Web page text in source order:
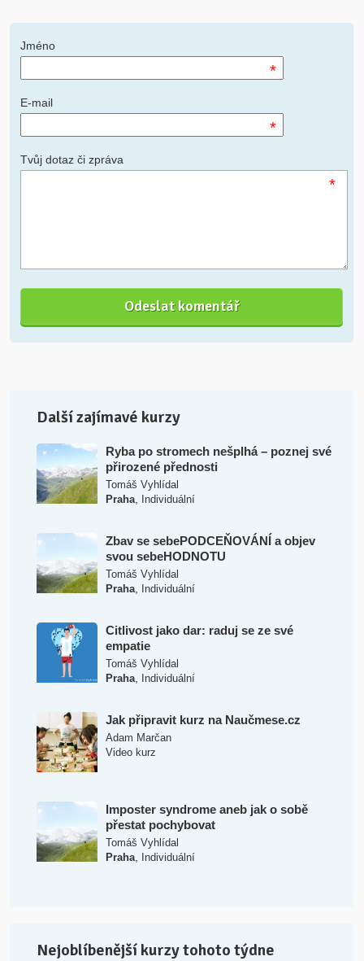
Jméno
*
E-mail
*
Tvůj dotaz či zpráva
*
Další zajímavé kurzy
Ryba po stromech nešplhá – poznej své
přirozené přednosti
Tomáš Vyhlídal
Praha, Individuální
Zbav se sebePODCEŇOVÁNÍ a objev
svou sebeHODNOTU
Tomáš Vyhlídal
Praha, Individuální
Citlivost jako dar: raduj se ze své
empatie
Tomáš Vyhlídal
Praha, Individuální
Jak připravit kurz na Naučmese.cz
Adam Marčan
Video kurz
Imposter syndrome aneb jak o sobě
přestat pochybovat
Tomáš Vyhlídal
Praha, Individuální
Nejoblíbenější kurzy tohoto týdne